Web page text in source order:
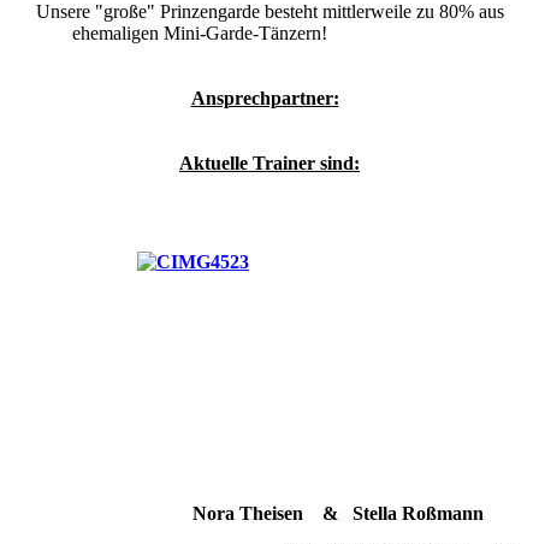
Unsere "große" Prinzengarde besteht mittlerweile zu 80% aus
ehemaligen Mini-Garde-Tänzern!
Ansprechpartner:
Aktuelle Trainer sind:
Nora Theisen & Stella Roßmann